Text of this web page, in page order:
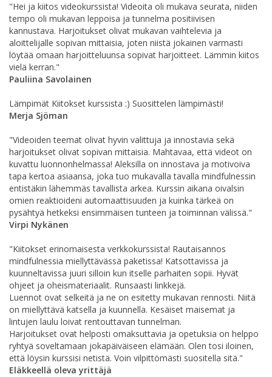
"Hei ja kiitos videokurssista! Videoita oli mukava seurata, niiden
tempo oli mukavan leppoisa ja tunnelma positiivisen
kannustava. Harjoitukset olivat mukavan vaihtelevia ja
aloittelijalle sopivan mittaisia, joten niistä jokainen varmasti
löytää omaan harjoitteluunsa sopivat harjoitteet. Lämmin kiitos
vielä kerran."
Pauliina Savolainen
Lämpimät Kiitokset kurssista :) Suosittelen lämpimästi!
Merja Sjöman
"Videoiden teemat olivat hyvin valittuja ja innostavia sekä
harjoitukset olivat sopivan mittaisia. Mahtavaa, että videot on
kuvattu luonnonhelmassa! Aleksilla on innostava ja motivoiva
tapa kertoa asiaansa, joka tuo mukavalla tavalla mindfulnessin
entistäkin lähemmäs tavallista arkea. Kurssin aikana oivalsin
omien reaktioideni automaattisuuden ja kuinka tärkeä on
pysähtyä hetkeksi ensimmäisen tunteen ja toiminnan välissä."
Virpi Nykänen
"Kiitokset erinomaisesta verkkokurssista! Rautaisannos
mindfulnessia miellyttävässä paketissa! Katsottavissa ja
kuunneltavissa juuri silloin kun itselle parhaiten sopii. Hyvät
ohjeet ja oheismateriaalit. Runsaasti linkkejä.
Luennot ovat selkeitä ja ne on esitetty mukavan rennosti. Niitä
on miellyttävä katsella ja kuunnella. Kesäiset maisemat ja
lintujen laulu loivat rentouttavan tunnelman.
Harjoitukset ovat helposti omaksuttavia ja opetuksia on helppo
ryhtyä soveltamaan jokapäiväiseen elämään. Olen tosi iloinen,
että löysin kurssisi netistä. Voin vilpittömästi suositella sitä."
Eläkkeellä oleva yrittäjä